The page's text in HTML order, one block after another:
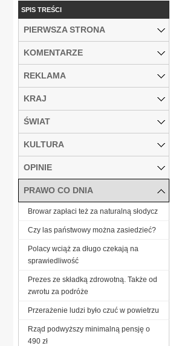
SPIS TREŚCI
PIERWSZA STRONA
KOMENTARZE
REKLAMA
KRAJ
ŚWIAT
KULTURA
OPINIE
PRAWO CO DNIA
Browar zapłaci też za naturalną słodycz
Czy las państwowy można zasiedzieć?
Polacy wciąż za długo czekają na
sprawiedliwość
Prezes ze składką zdrowotną. Także od
zwrotu za podróże
Przerażenie ludzi było czuć w powietrzu
Rząd podwyższy minimalną pensję o
490 zł